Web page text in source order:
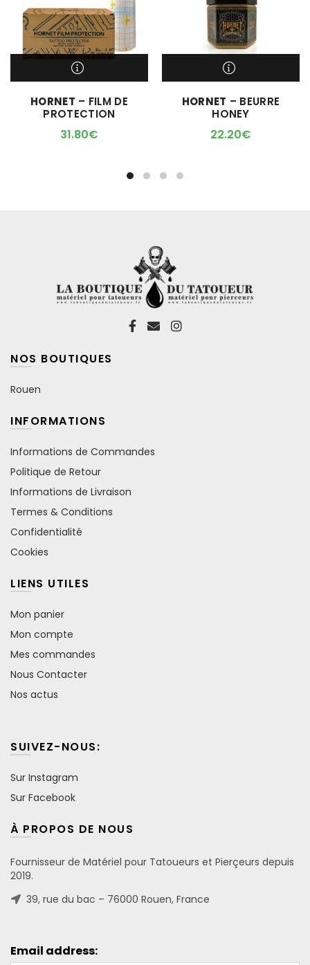
M'ALERTER QUAND
L'ARTICLE SERA DISPO !
HORNET – FILM DE
PROTECTION
31.80€
M'ALERTER QUAND
L'ARTICLE SERA DISPO !
HORNET – BEURRE
HONEY
22.20€
NOS BOUTIQUES
Rouen
INFORMATIONS
Informations de Commandes
Politique de Retour
Informations de Livraison
Termes & Conditions
Confidentialité
Cookies
LIENS UTILES
Mon panier
Mon compte
Mes commandes
Nous Contacter
Nos actus
SUIVEZ-NOUS:
Sur Instagram
Sur Facebook
À PROPOS DE NOUS
Fournisseur de Matériel pour Tatoueurs et Pierçeurs depuis
2019.
39, rue du bac – 76000 Rouen, France
Email address: